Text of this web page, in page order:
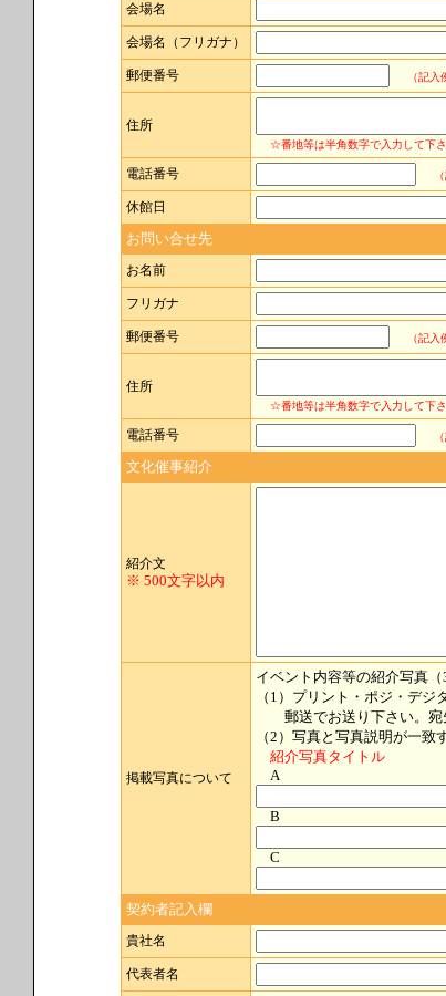
会場名
会場名（フリガナ）
郵便番号 （記入
住所
☆番地等は半角数字で入力して下
電話番号
休館日
お問い合せ先
お名前
フリガナ
郵便番号 （記入
住所
☆番地等は半角数字で入力して下
電話番号
文化催事紹介
紹介文
※ 500文字以内
掲載写真について
イベント内容等の紹介写真（
（1）プリント・ポジ・デジ
郵送でお送り下さい。宛
（2）写真と写真説明が一致
紹介写真タイトル
A
B
C
契約者記入欄
貴社名
代表者名